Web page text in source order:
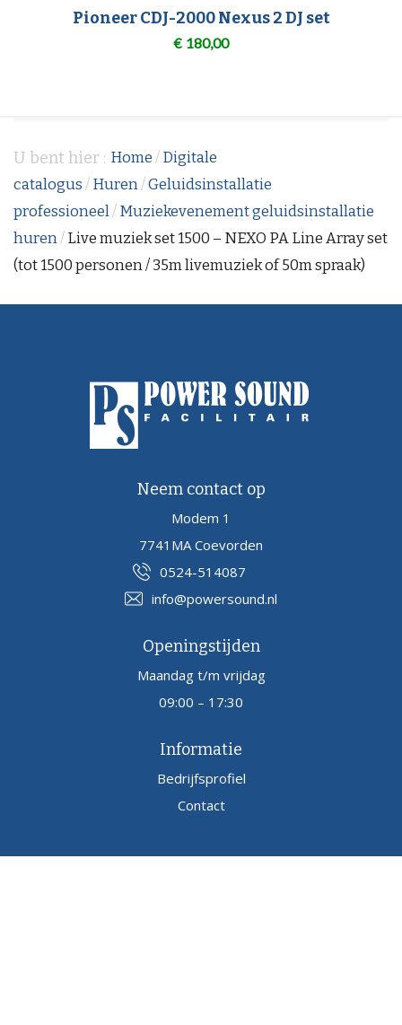
Pioneer CDJ-2000 Nexus 2 DJ set
€ 180,00
U bent hier : Home / Digitale
catalogus / Huren /Geluidsinstallatie
professioneel / Muziekevenement geluidsinstallatie
huren / Live muziek set 1500 – NEXO PA Line Array set
(tot 1500 personen / 35m livemuziek of 50m spraak)
Neem contact op
Modem 1
7741MA Coevorden
0524-514087
info@powersound.nl
Openingstijden
Maandag t/m vrijdag
09:00 – 17:30
Informatie
Bedrijfsprofiel
Contact